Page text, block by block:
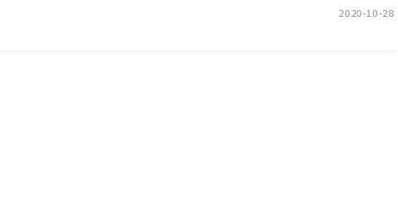
2020-10-28